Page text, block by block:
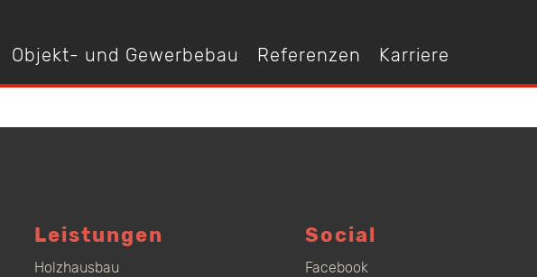
Objekt- und Gewerbebau Referenzen Karriere
Leistungen
Holzhausbau
Social
Facebook